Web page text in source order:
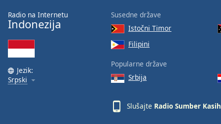
window.
dialog
window.
Escape
Radio na Internetu
Indonezija
Jezik:
Srpski
Susedne države
Istočni Timor
Filipini
Popularne države
Srbija
Slušajte Radio Sumber Kasih